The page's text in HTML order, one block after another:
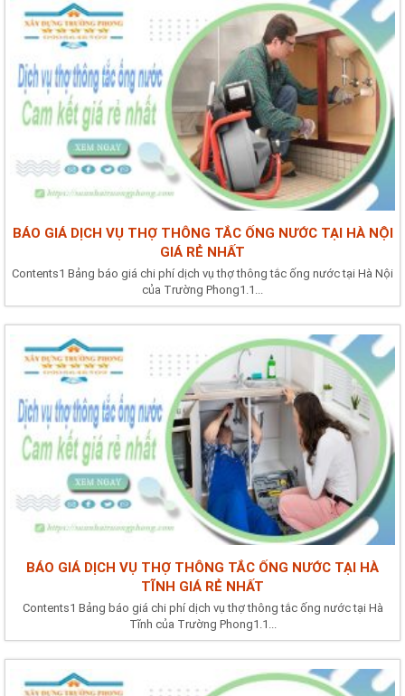
BÁO GIÁ DỊCH VỤ THỢ THÔNG TẮC ỐNG NƯỚC TẠI HÀ NỘI
GIÁ RẺ NHẤT
Contents1 Bảng báo giá chi phí dịch vụ thợ thông tắc ống nước tại Hà Nội
của Trường Phong1.1...
BÁO GIÁ DỊCH VỤ THỢ THÔNG TẮC ỐNG NƯỚC TẠI HÀ
TĨNH GIÁ RẺ NHẤT
Contents1 Bảng báo giá chi phí dịch vụ thợ thông tắc ống nước tại Hà
Tĩnh của Trường Phong1.1...